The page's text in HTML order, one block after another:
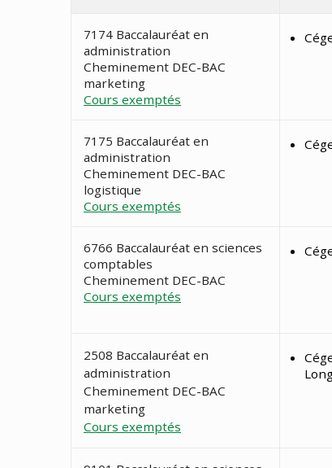
7174 Baccalauréat en
administration
Cheminement DEC-BAC
marketing
Cours exemptés
7175 Baccalauréat en
administration
Cheminement DEC-BAC
logistique
Cours exemptés
6766 Baccalauréat en sciences
comptables
Cheminement DEC-BAC
Cours exemptés
2508 Baccalauréat en
administration
Cheminement DEC-BAC
marketing
Cours exemptés